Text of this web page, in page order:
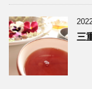
三